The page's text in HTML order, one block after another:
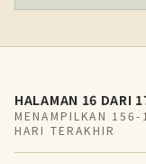
HALAMAN 16 DARI
MENAMPILKAN
HARI TERAKHIR